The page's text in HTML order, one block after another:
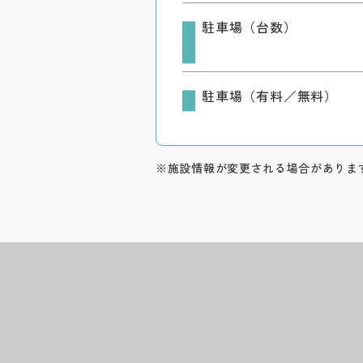
駐車場（台数）
駐車場（有料／無料）
※施設情報が変更される場合があり